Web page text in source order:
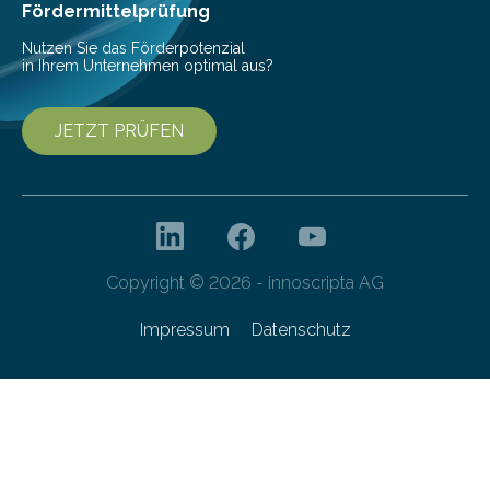
Fördermittelprüfung
Nutzen Sie das Förderpotenzial
in Ihrem Unternehmen optimal aus?
JETZT PRÜFEN
Copyright © 2026 - innoscripta AG
Impressum Datenschutz